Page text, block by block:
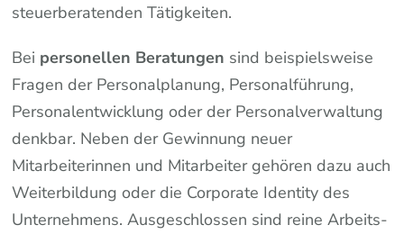
steuerberatenden Tätigkeiten.
Bei personellen Beratungen sind beispielsweise
Fragen der Personalplanung, Personalführung,
Personalentwicklung oder der Personalverwaltung
denkbar. Neben der Gewinnung neuer
Mitarbeiterinnen und Mitarbeiter gehören dazu auch
Weiterbildung oder die Corporate Identity des
Unternehmens. Ausgeschlossen sind reine Arbeits-